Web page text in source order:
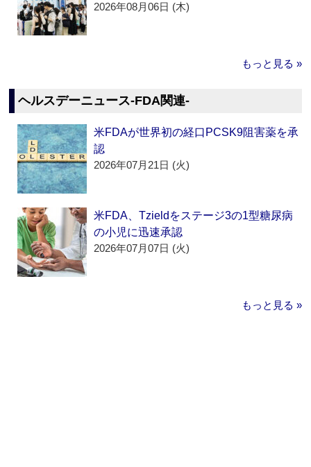
2026年08月06日 (木)
もっと見る »
ヘルスデーニュース‐FDA関連‐
米FDAが世界初の経口PCSK9阻害薬を承
認
2026年07月21日 (火)
米FDA、Tzieldをステージ3の1型糖尿病
の小児に迅速承認
2026年07月07日 (火)
もっと見る »